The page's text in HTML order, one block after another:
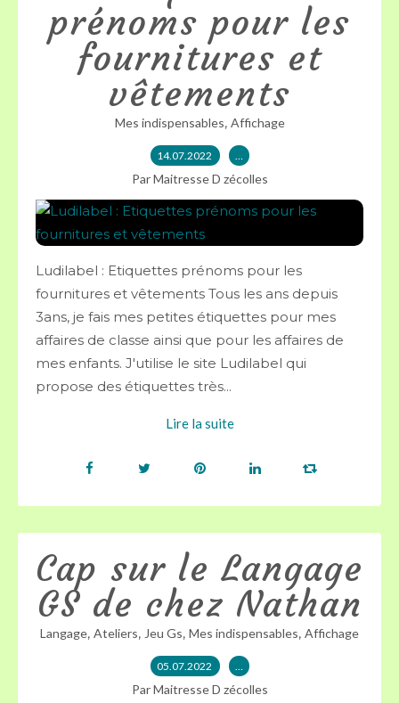
prénoms pour les
fournitures et
vêtements
Mes indispensables, Affichage
14.07.2022 …
Par Maitresse D zécolles
Ludilabel : Etiquettes prénoms pour les
fournitures et vêtements Tous les ans depuis
3ans, je fais mes petites étiquettes pour mes
affaires de classe ainsi que pour les affaires de
mes enfants. J'utilise le site Ludilabel qui
propose des étiquettes très...
Lire la suite
Cap sur le Langage
GS de chez Nathan
Langage, Ateliers, Jeu Gs, Mes indispensables, Affichage
05.07.2022 …
Par Maitresse D zécolles